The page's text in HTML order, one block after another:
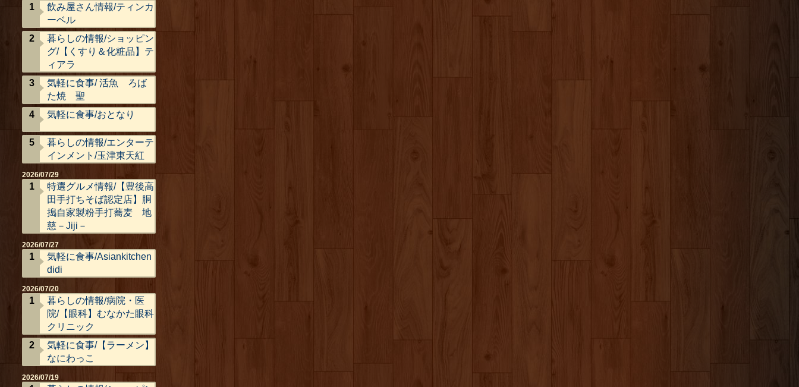
飲み屋さん情報/ティンカ
ーベル
暮らしの情報/ショッピン
グ/【くすり＆化粧品】テ
ィアラ
気軽に食事/ 活魚 ろば
た焼 聖
気軽に食事/おとなり
暮らしの情報/エンターテ
インメント/玉津東天紅
2026/07/29
特選グルメ情報/【豊後高
田手打ちそば認定店】胴
搗自家製粉手打蕎麦 地
慈－Jiji－
2026/07/27
気軽に食事/Asiankitchen
didi
2026/07/20
暮らしの情報/病院・医
院/【眼科】むなかた眼科
クリニック
気軽に食事/【ラーメン】
なにわっこ
2026/07/19